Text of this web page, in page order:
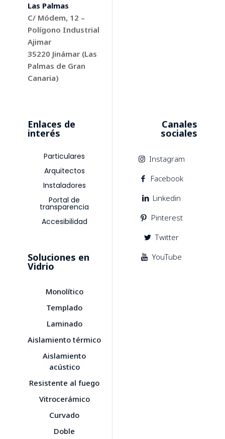
Las Palmas
C/ Módem, 12 –
Polígono Industrial
Ajimar
35220 Jinámar (Las
Palmas de Gran
Canaria)
Enlaces de
interés
Particulares
Arquitectos
Instaladores
Portal de
transparencia
Accesibilidad
Soluciones en
Vidrio
Monolítico
Templado
Laminado
Aislamiento térmico
Aislamiento
acústico
Resistente al fuego
Vitrocerámico
Curvado
Doble
Canales
sociales
Instagram
Facebook
Linkedin
Pinterest
Twitter
YouTube